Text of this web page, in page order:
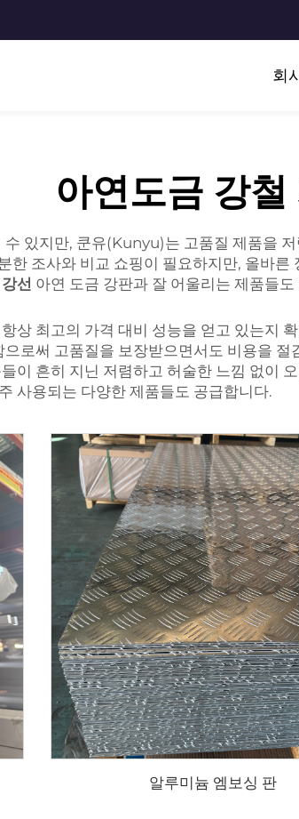
회
아연도금 강철
있지만, 쿤유(Kunyu)는 고품질 제품을
한 조사와 비교 쇼핑이 필요하지만, 올바
강선 아연 도금 강판과 잘 어울리는 제품들
상 최고의 가격 대비 성능을 얻고 있는지
로써 고품질을 보장받으면서도 비용을
이 흔히 지닌 저렴하고 허술한 느낌 없이
사용되는 다양한 제품들도 공급합니다.
알루미늄 엠보싱 판